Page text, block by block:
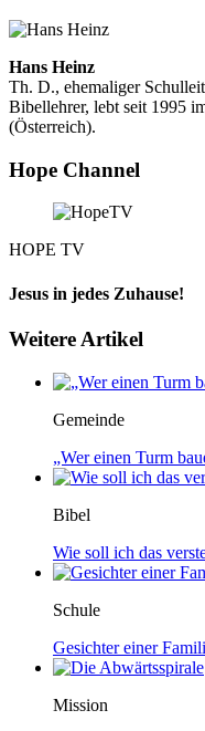
Hans Heinz
Th. D., ehemaliger
Bibellehrer, lebt seit 1995
(Österreich).
Hope Channel
HOPE TV
Jesus in jedes Zuhause!
Weitere Artikel
Gemeinde
„Wer einen Turm
Bibel
Wie soll ich das
Schule
Gesichter einer
Mission